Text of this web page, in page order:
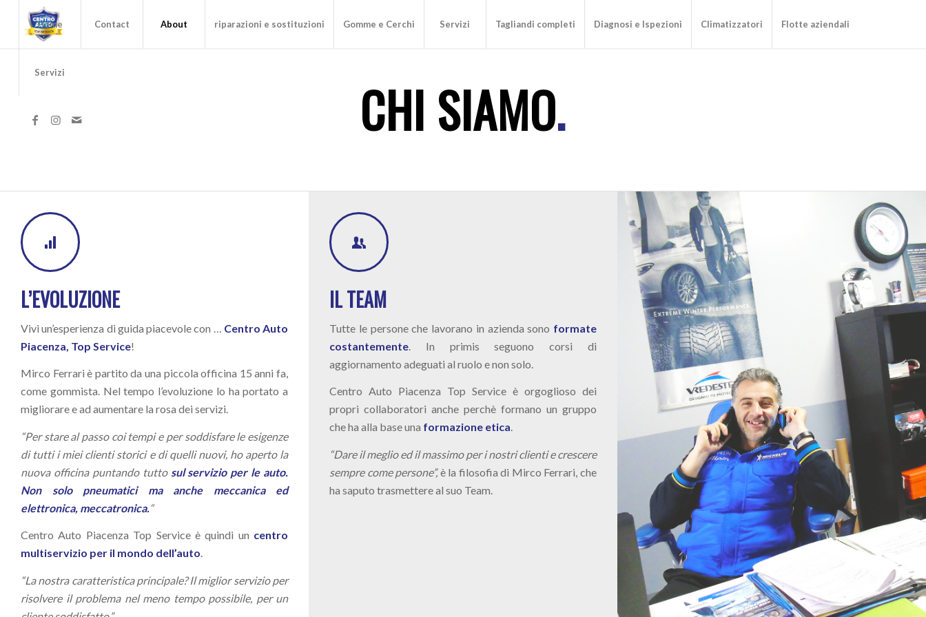
Home Contact About riparazioni e sostituzioni Gomme e Cerchi Servizi Tagliandi completi Diagnosi e Ispezioni Climatizzatori Flotte aziendali
Servizi
CHI SIAMO.
L’EVOLUZIONE
Vivi un’esperienza di guida piacevole con … Centro Auto
Piacenza, Top Service!
Mirco Ferrari è partito da una piccola officina 15 anni fa,
come gommista. Nel tempo l’evoluzione lo ha portato a
migliorare e ad aumentare la rosa dei servizi.
“Per stare al passo coi tempi e per soddisfare le esigenze
di tutti i miei clienti storici e di quelli nuovi, ho aperto la
nuova officina puntando tutto sul servizio per le auto.
Non solo pneumatici ma anche meccanica ed
elettronica, meccatronica. “
Centro Auto Piacenza Top Service è quindi un centro
multiservizio per il mondo dell’auto.
“La nostra caratteristica principale? Il miglior servizio per
risolvere il problema nel meno tempo possibile, per un
IL TEAM
Tutte le persone che lavorano in azienda sono formate
costantemente . In primis seguono corsi di
aggiornamento adeguati al ruolo e non solo.
Centro Auto Piacenza Top Service è orgoglioso dei
propri collaboratori anche perchè formano un gruppo
che ha alla base una formazione etica.
“Dare il meglio ed il massimo per i nostri clienti e crescere
sempre come persone”,è la filosofia di Mirco Ferrari, che
ha saputo trasmettere al suo Team.